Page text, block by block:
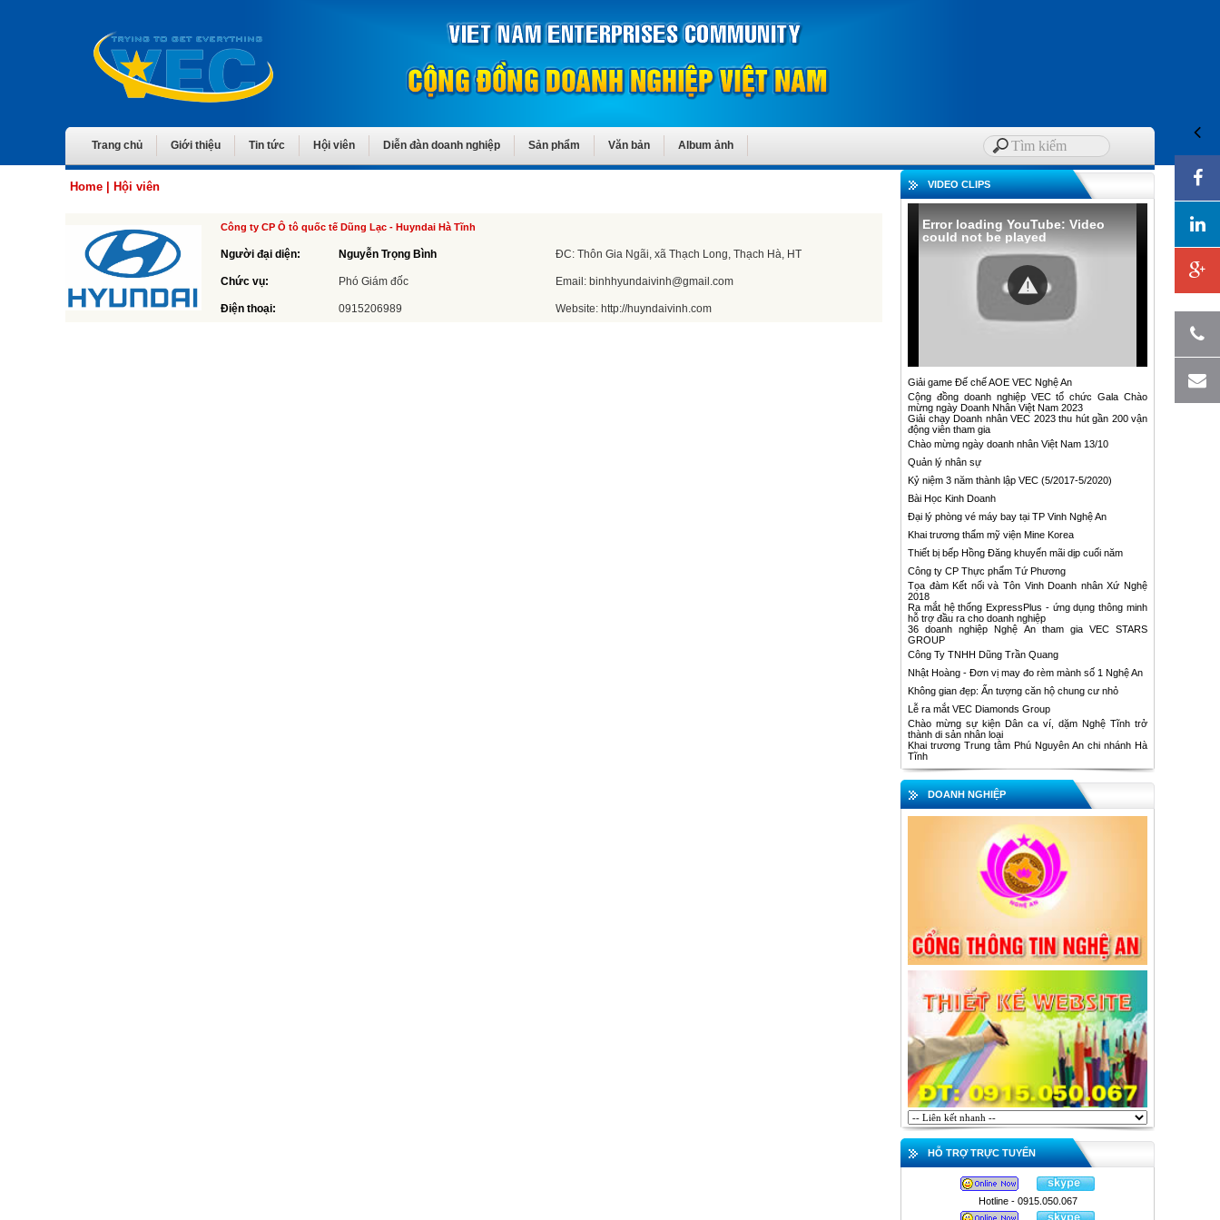
Trang chủ Giới thiệu Tin tức Hội viên Diễn đàn doanh nghiệp Sản phẩm Văn bản Album ảnh
Home Hội viên
Công ty CP Ô tô quốc tế Dũng Lạc - Huyndai Hà Tĩnh
Người đại diện: Nguyễn Trọng Bình
Chức vụ: Phó Giám đốc
Điện thoại: 0915206989
ĐC: Thôn Gia Ngãi, xã Thạch Long, Thạch Hà, HT
Email: binhhyundaivinh@gmail.com
Website: http://huyndaivinh.com
VIDEO CLIPS
Error loading YouTube: Video
could not be played
Giải game Đế chế AOE VEC Nghệ An
Cộng đồng doanh nghiệp VEC tổ chức Gala Chào
mừng ngày Doanh Nhân Việt Nam 2023
Giải chạy Doanh nhân VEC 2023 thu hút gần 200 vận
động viên tham gia
Chào mừng ngày doanh nhân Việt Nam 13/10
Quản lý nhân sự
Kỷ niệm 3 năm thành lập VEC (5/2017-5/2020)
Bài Học Kinh Doanh
Đại lý phòng vé máy bay tại TP Vinh Nghệ An
Khai trương thẩm mỹ viện Mine Korea
Thiết bị bếp Hồng Đăng khuyến mãi dịp cuối năm
Công ty CP Thực phẩm Tứ Phương
Tọa đàm Kết nối và Tôn Vinh Doanh nhân Xứ Nghệ
2018
Ra mắt hệ thống ExpressPlus - ứng dụng thông minh
hỗ trợ đầu ra cho doanh nghiệp
36 doanh nghiệp Nghệ An tham gia VEC STARS
GROUP
Công Ty TNHH Dũng Trần Quang
Nhật Hoàng - Đơn vị may đo rèm mành số 1 Nghệ An
Không gian đẹp: Ấn tượng căn hộ chung cư nhỏ
Lễ ra mắt VEC Diamonds Group
Chào mừng sự kiện Dân ca ví, dặm Nghệ Tĩnh trở
thành di sản nhân loại
Khai trương Trung tâm Phú Nguyên An chi nhánh Hà
Tĩnh
DOANH NGHIỆP
HỖ TRỢ TRỰC TUYẾN
Hotline - 0915.050.067